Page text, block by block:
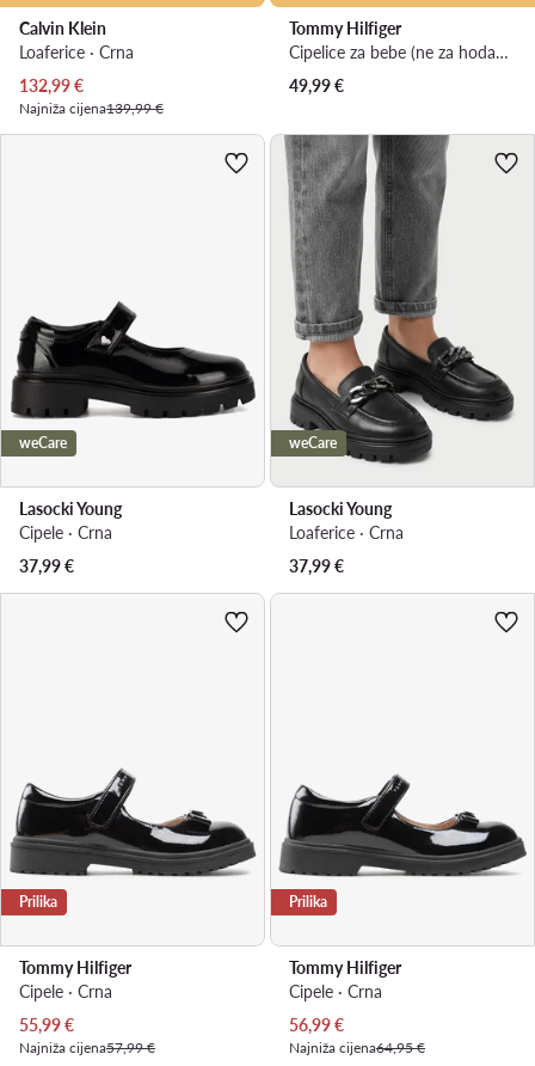
Calvin Klein
Loaferice · Crna
Trenutna cijena
132,99€
Najniža cijena139,99 €
Tommy Hilfiger
Cipelice za bebe (ne za hodanje) · Tamnocrvena
49,99€
weCare
Lasocki Young
Cipele · Crna
37,99€
weCare
Lasocki Young
Loaferice · Crna
37,99€
Prilika
Tommy Hilfiger
Cipele · Crna
Trenutna cijena
55,99€
Najniža cijena57,99 €
Prilika
Tommy Hilfiger
Cipele · Crna
Trenutna cijena
56,99€
Najniža cijena64,95 €